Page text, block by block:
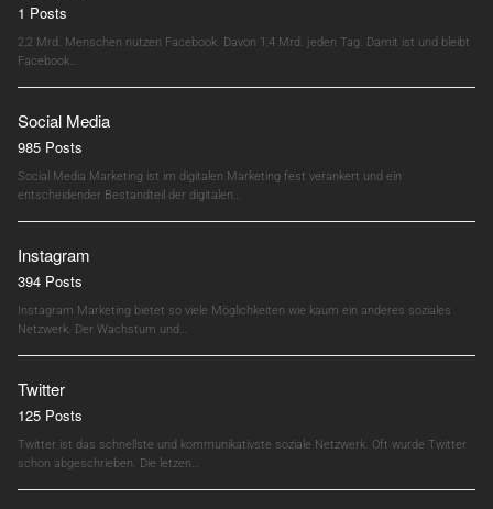
1 Posts
2,2 Mrd. Menschen nutzen Facebook. Davon 1,4 Mrd. jeden Tag. Damit ist und bleibt
Facebook…
Social Media
985 Posts
Social Media Marketing ist im digitalen Marketing fest verankert und ein
entscheidender Bestandteil der digitalen…
Instagram
394 Posts
Instagram Marketing bietet so viele Möglichkeiten wie kaum ein anderes soziales
Netzwerk. Der Wachstum und…
Twitter
125 Posts
Twitter ist das schnellste und kommunikativste soziale Netzwerk. Oft wurde Twitter
schon abgeschrieben. Die letzen…